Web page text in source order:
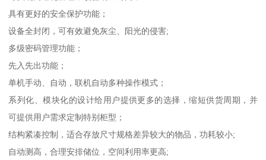
具有更好的安全保护功能；
设备全封闭，可有效避免灰尘、阳光的侵害;
多级密码管理功能；
先入先出功能；
单机手动、自动，联机自动多种操作模式；
系列化、模块化的设计给用户提供更多的选择，缩短供货周期，并
可提供用户需求定制特别柜型；
结构紧凑控制，适合存放尺寸规格差异较大的物品，功耗较小;
自动测高，合理安排储位，空间利用率更高;